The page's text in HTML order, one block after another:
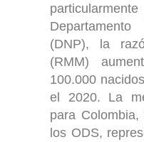
(DNP), la
(RMM)
100.000
el 2020. La
para
los ODS,